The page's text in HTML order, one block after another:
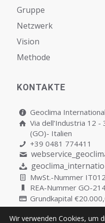
Gruppe
Netzwerk
Vision
Мethode
KONTAKTE
Geoclima
Via dell’Industria 12
(GO)- Italien
+39 0481 774411
MwSt.-Nummer
REA-Nummer GO-
Grundkapital
Wir verwenden Cookies, um